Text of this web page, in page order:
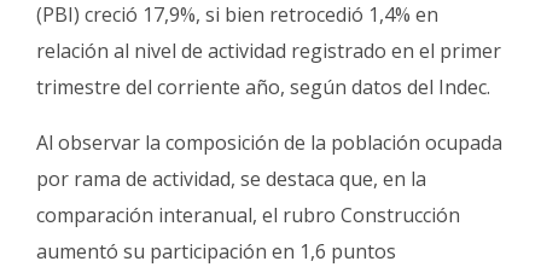
(PBI) creció 17,9%, si bien retrocedió 1,4% en
relación al nivel de actividad registrado en el primer
trimestre del corriente año, según datos del Indec.
Al observar la composición de la población ocupada
por rama de actividad, se destaca que, en la
comparación interanual, el rubro Construcción
aumentó su participación en 1,6 puntos